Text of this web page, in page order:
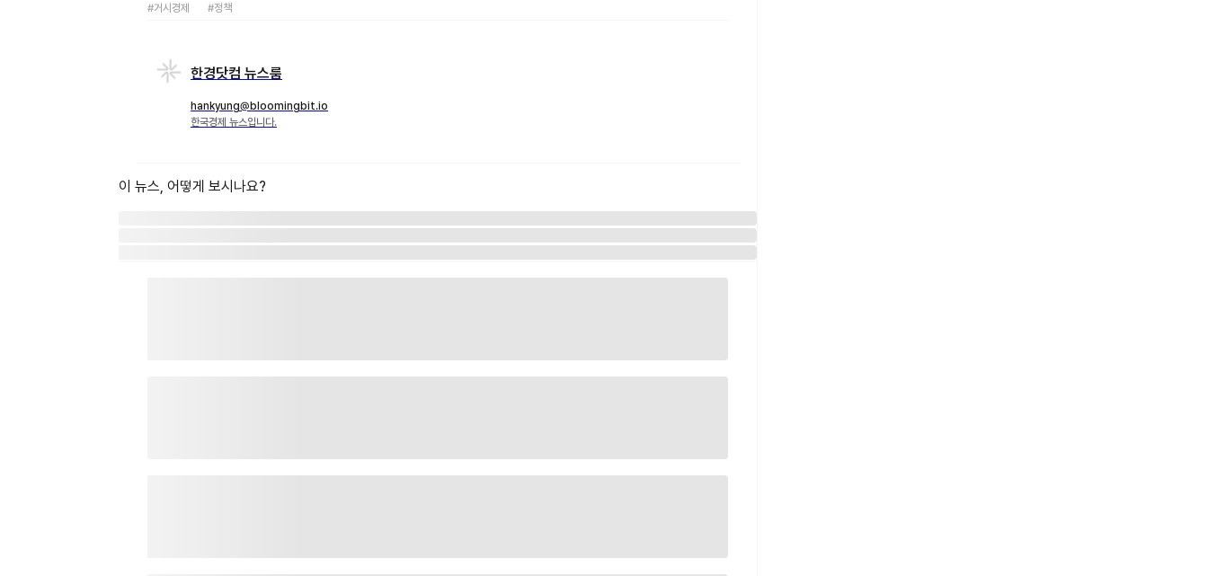
#거시경제 #정책
한경닷컴 뉴스룸
hankyung@bloomingbit.io
한국경제 뉴스입니다.
이 뉴스, 어떻게 보시나요?